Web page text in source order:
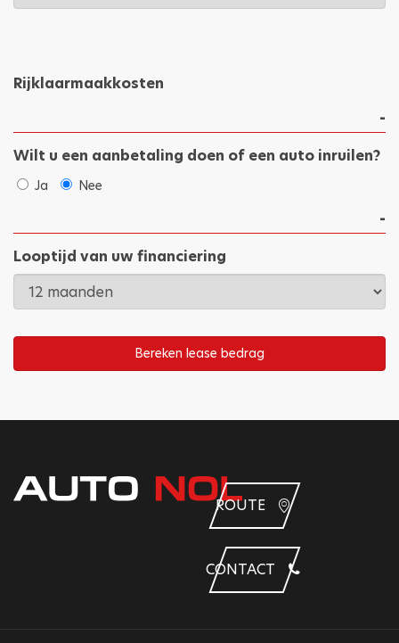
Rijklaarmaakkosten
Wilt u een aanbetaling doen of een auto inruilen?
Ja Nee
Looptijd van uw financiering
Bereken lease bedrag
ROUTE
CONTACT